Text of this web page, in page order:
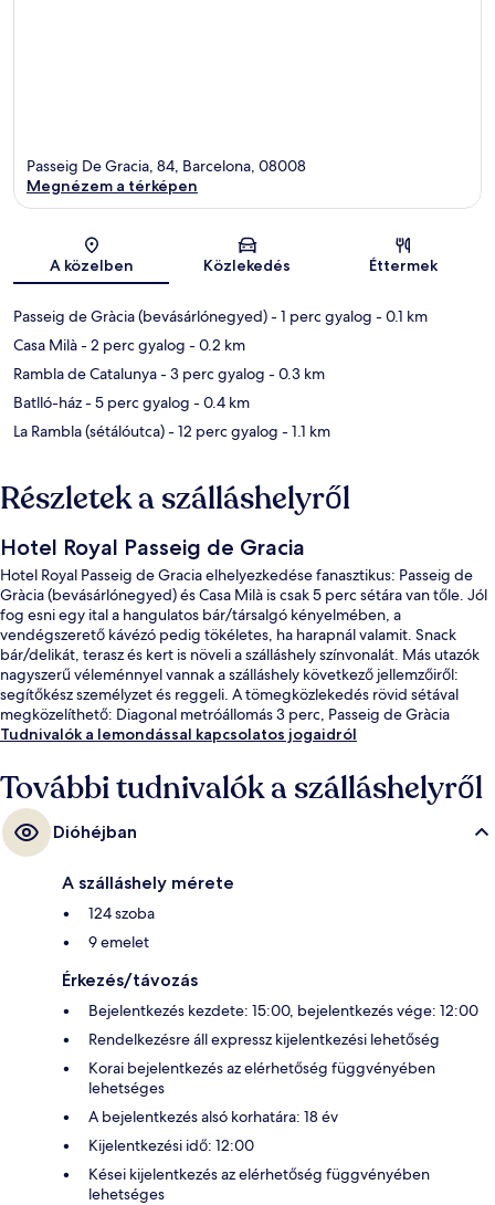
Térkép
Passeig De Gracia, 84, Barcelona, 08008
Megnézem a térképen
A közelben Közlekedés Éttermek
Passeig de Gràcia (bevásárlónegyed)- 1 perc gyalog - 0.1 km
Casa Milà- 2 perc gyalog - 0.2 km
Rambla de Catalunya- 3 perc gyalog - 0.3 km
Batlló-ház- 5 perc gyalog - 0.4 km
La Rambla (sétálóutca)- 12 perc gyalog - 1.1 km
Részletek a szálláshelyről
Hotel Royal Passeig de Gracia
Hotel Royal Passeig de Gracia elhelyezkedése fanasztikus: Passeig de
Gràcia (bevásárlónegyed) és Casa Milà is csak 5 perc sétára van tőle. Jól
fog esni egy ital a hangulatos bár/társalgó kényelmében, a
vendégszerető kávézó pedig tökéletes, ha harapnál valamit. Snack
bár/delikát, terasz és kert is növeli a szálláshely színvonalát. Más utazók
nagyszerű véleménnyel vannak a szálláshely következő jellemzőiről:
segítőkész személyzet és reggeli. A tömegközlekedés rövid sétával
megközelíthető: Diagonal metróállomás 3 perc, Passeig de Gràcia
metróállomás pedig 7 perc séta.
Tudnivalók a lemondással kapcsolatos jogaidról
További tudnivalók a szálláshelyről
Dióhéjban
A szálláshely mérete
124 szoba
9 emelet
Érkezés/távozás
Bejelentkezés kezdete: 15:00, bejelentkezés vége: 12:00
Rendelkezésre áll expressz kijelentkezési lehetőség
Korai bejelentkezés az elérhetőség függvényében
lehetséges
A bejelentkezés alsó korhatára: 18 év
Kijelentkezési idő: 12:00
Kései kijelentkezés az elérhetőség függvényében
lehetséges